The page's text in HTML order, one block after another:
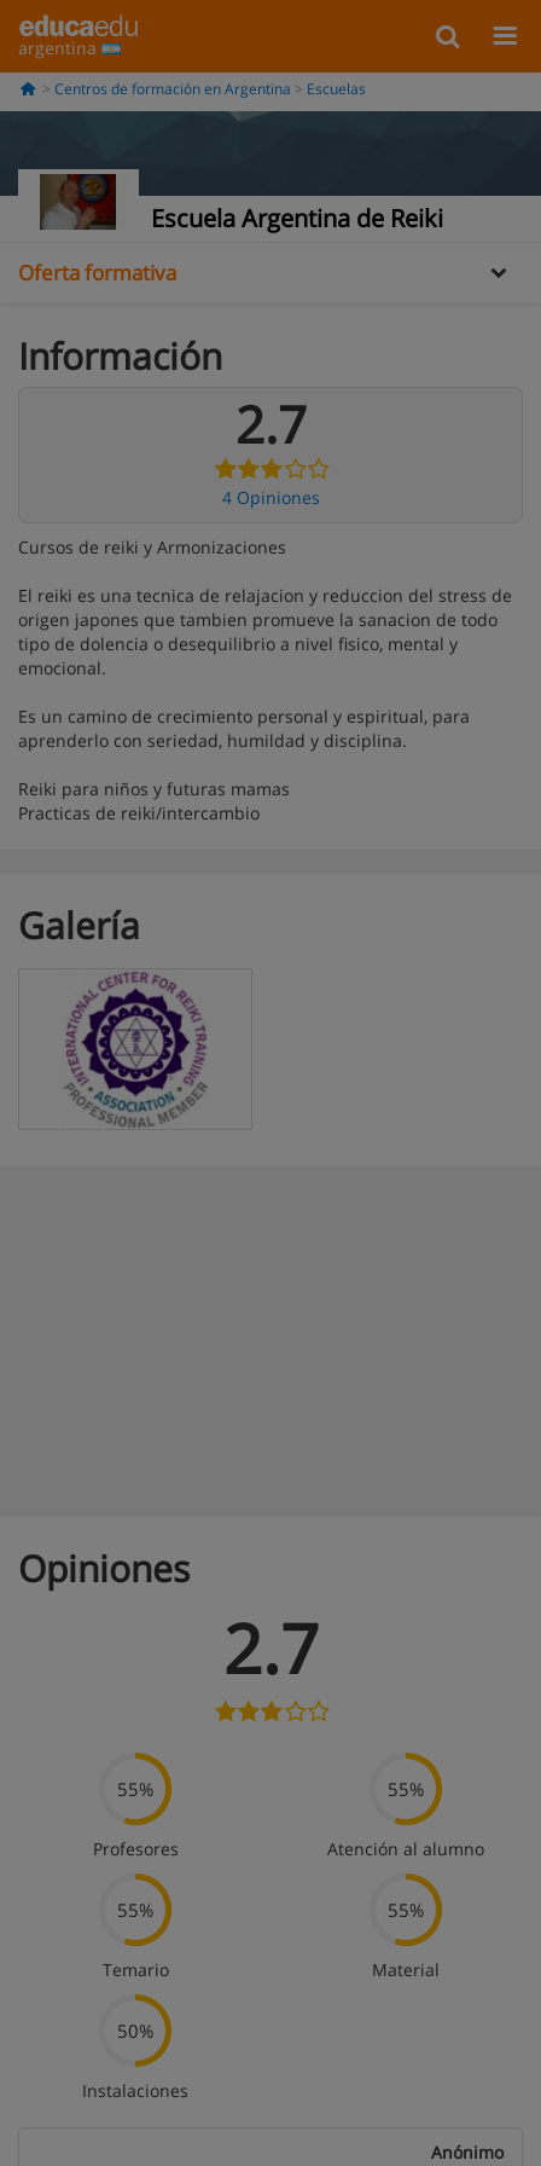
argentina
Centros de formación en Argentina Escuelas
Escuela Argentina de Reiki
Información
Opiniones
Oferta formativa
Información
2.7
4 Opiniones
Cursos de reiki y Armonizaciones
El reiki es una tecnica de relajacion y reduccion del stress de
origen japones que tambien promueve la sanacion de todo
tipo de dolencia o desequilibrio a nivel fisico, mental y
emocional.
Es un camino de crecimiento personal y espiritual, para
aprenderlo con seriedad, humildad y disciplina.
Reiki para niños y futuras mamas
Practicas de reiki/intercambio
Galería
Opiniones
2.7
55%
Profesores
55%
Atención al alumno
55%
Temario
55%
Material
50%
Instalaciones
Anónimo